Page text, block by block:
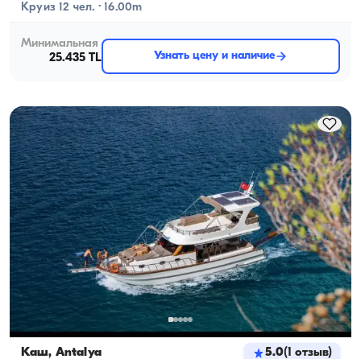
Круиз 12 чел. · 16.00m
Минимальная
25.435 TL
Узнать цену и наличие
Каш, Antalya 5.0(1 отзыв)